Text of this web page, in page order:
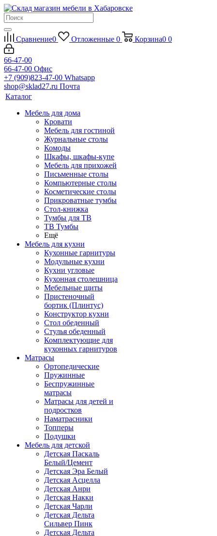
Сравнение0 Отложенные 0 Корзина0 0
66-47-00
66-47-00 Офис
+7 (909)823-47-00 Whatsapp
shop@sklad27.ru Почта
Каталог
Мебель для дома
Кровати
Мебель для гостиной
Журнальные столы
Комоды
Шкафы, шкафы-купе
Мебель для прихожей
Письменные столы
Компьютерные столы
Косметические столы
Прикроватные тумбы
Стол-книжка
Тумбы для ТВ
ТВ Тумбы
Ещё
Мебель для кухни
Кухонные гарнитуры
Модульные кухни
Кухни угловые
Кухонная столешница
Мебельные щиты
Пристеночный
бортик (Плинтус)
Конструктор кухни
Стол обеденный
Стулья обеденный
Комплектующие для
кухонных гарнитуров
Матраcы
Ортопедические
Пружинные
Беспружинные
матрасы
Матрасы для детей и
подростков
Наматрасники
Топперы
Подушки
Мебель для детской
Детская Паскаль
Белый/Цемент
Детская Эра Белый
Детская Асцелла
Детская Анри
Детская Накки
Детская Чарли
Детская Дельта
Сильвер Пинк
Детская Дельта